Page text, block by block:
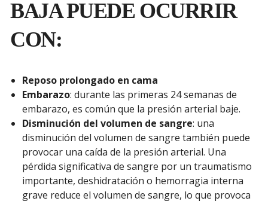
BAJA PUEDE OCURRIR
CON:
Reposo prolongado en cama
Embarazo: durante las primeras 24 semanas de
embarazo, es común que la presión arterial baje.
Disminución del volumen de sangre: una
disminución del volumen de sangre también puede
provocar una caída de la presión arterial. Una
pérdida significativa de sangre por un traumatismo
importante, deshidratación o hemorragia interna
grave reduce el volumen de sangre, lo que provoca